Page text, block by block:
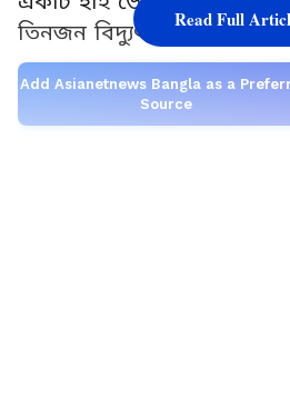
তিনজন বিদ্যুৎস্পৃষ্ট হয়ে মৃত্যু
Add Asianetnews Bangla as a
Source
Read Full